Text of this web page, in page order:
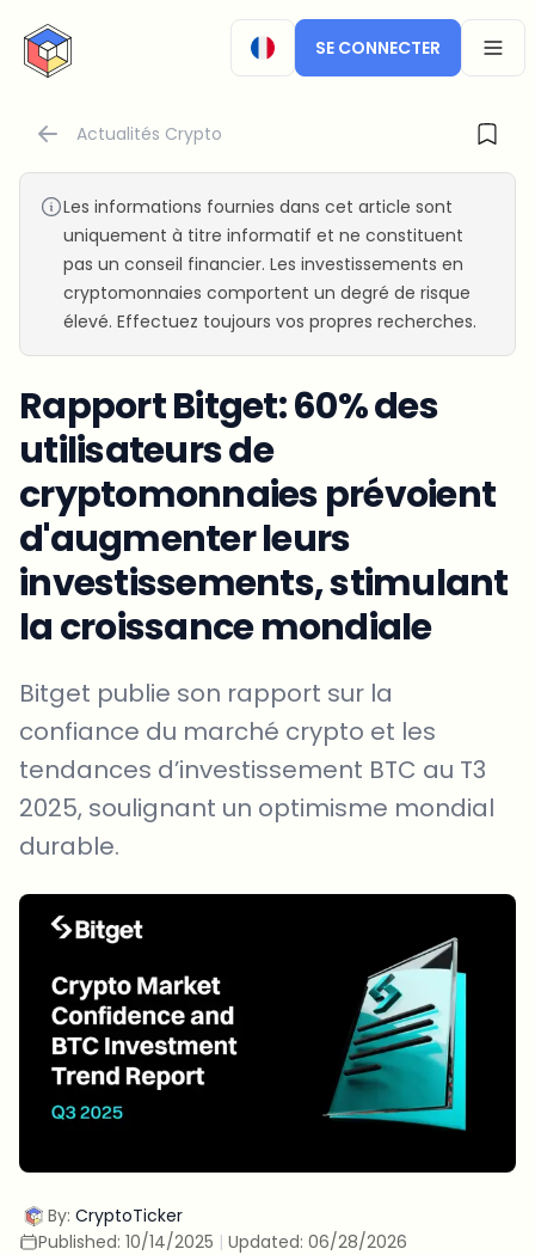
CryptoTicker
SE CONNECTER
Actualités Crypto
Les informations fournies dans cet article sont
uniquement à titre informatif et ne constituent
pas un conseil financier. Les investissements en
cryptomonnaies comportent un degré de risque
élevé. Effectuez toujours vos propres recherches.
Rapport Bitget: 60% des
utilisateurs de
cryptomonnaies prévoient
d'augmenter leurs
investissements, stimulant
la croissance mondiale
Bitget publie son rapport sur la
confiance du marché crypto et les
tendances d’investissement BTC au T3
2025, soulignant un optimisme mondial
durable.
By: CryptoTicker
Published: 10/14/2025 | Updated: 06/28/2026